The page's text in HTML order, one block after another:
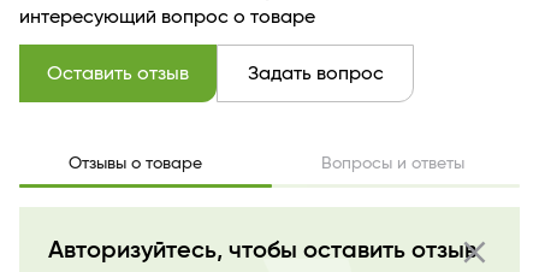
интересующий вопрос о товаре
Оставить отзыв Задать вопрос
Отзывы о товаре Вопросы и ответы
close
Авторизуйтесь, чтобы оставить отзыв